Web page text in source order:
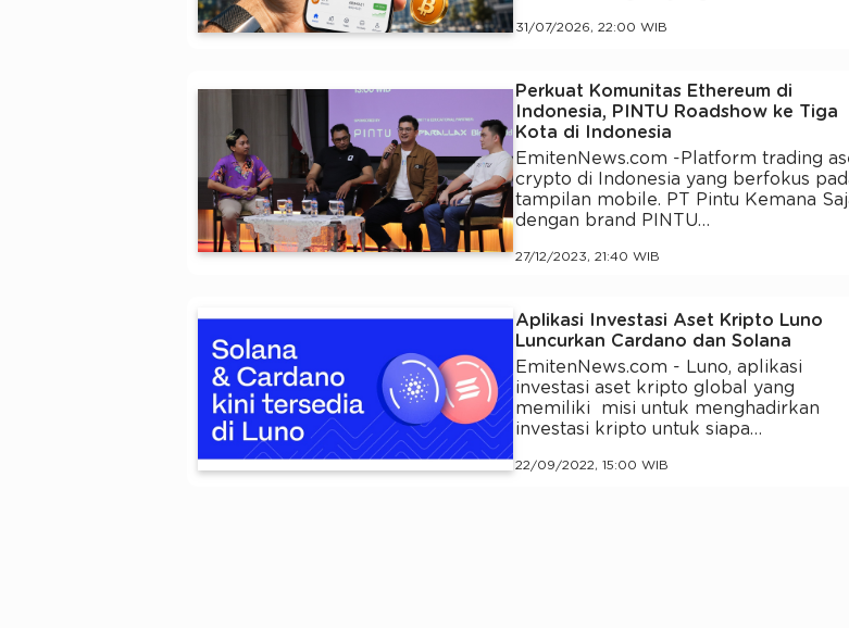
31/07/2026, 22:00 WIB
Perkuat Komunitas Ethereum di
Indonesia, PINTU Roadshow ke Tiga
Kota di Indonesia
EmitenNews.com -Platform trading
crypto di Indonesia yang berfokus
tampilan mobile. PT Pintu Kemana
dengan brand PINTU…
27/12/2023, 21:40 WIB
Aplikasi Investasi Aset Kripto Luno
Luncurkan Cardano dan Solana
EmitenNews.com - Luno, aplikasi
investasi aset kripto global yang
memiliki misi untuk menghadirkan
investasi kripto untuk siapa…
22/09/2022, 15:00 WIB